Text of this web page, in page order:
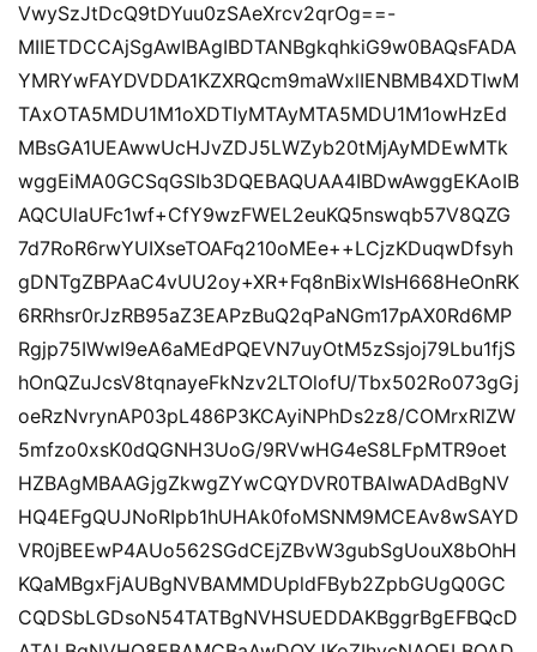
VwySzJtDcQ9tDYuu0zSAeXrcv2qrOg==-
MIIETDCCAjSgAwIBAgIBDTANBgkqhkiG9w0BAQsFADA
YMRYwFAYDVDDA1KZXRQcm9maWxlIENBMB4XDTIwM
TAxOTA5MDU1M1oXDTIyMTAyMTA5MDU1M1owHzEd
MBsGA1UEAwwUcHJvZDJ5LWZyb20tMjAyMDEwMTk
wggEiMA0GCSqGSIb3DQEBAQUAA4IBDwAwggEKAoIB
AQCUlaUFc1wf+CfY9wzFWEL2euKQ5nswqb57V8QZG
7d7RoR6rwYUIXseTOAFq210oMEe++LCjzKDuqwDfsyh
gDNTgZBPAaC4vUU2oy+XR+Fq8nBixWIsH668HeOnRK
6RRhsr0rJzRB95aZ3EAPzBuQ2qPaNGm17pAX0Rd6MP
Rgjp75IWwI9eA6aMEdPQEVN7uyOtM5zSsjoj79Lbu1fjS
hOnQZuJcsV8tqnayeFkNzv2LTOlofU/Tbx502Ro073gGj
oeRzNvrynAP03pL486P3KCAyiNPhDs2z8/COMrxRlZW
5mfzo0xsK0dQGNH3UoG/9RVwHG4eS8LFpMTR9oet
HZBAgMBAAGjgZkwgZYwCQYDVR0TBAIwADAdBgNV
HQ4EFgQUJNoRIpb1hUHAk0foMSNM9MCEAv8wSAYD
VR0jBEEwP4AUo562SGdCEjZBvW3gubSgUouX8bOhH
KQaMBgxFjAUBgNVBAMMDUpldFByb2ZpbGUgQ0GC
CQDSbLGDsoN54TATBgNVHSUEDDAKBggrBgEFBQcD